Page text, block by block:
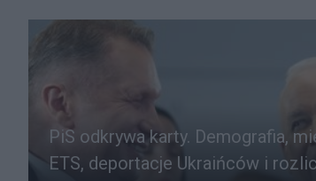
PiS odkrywa karty. Demografia,
ETS, deportacje Ukraińców i